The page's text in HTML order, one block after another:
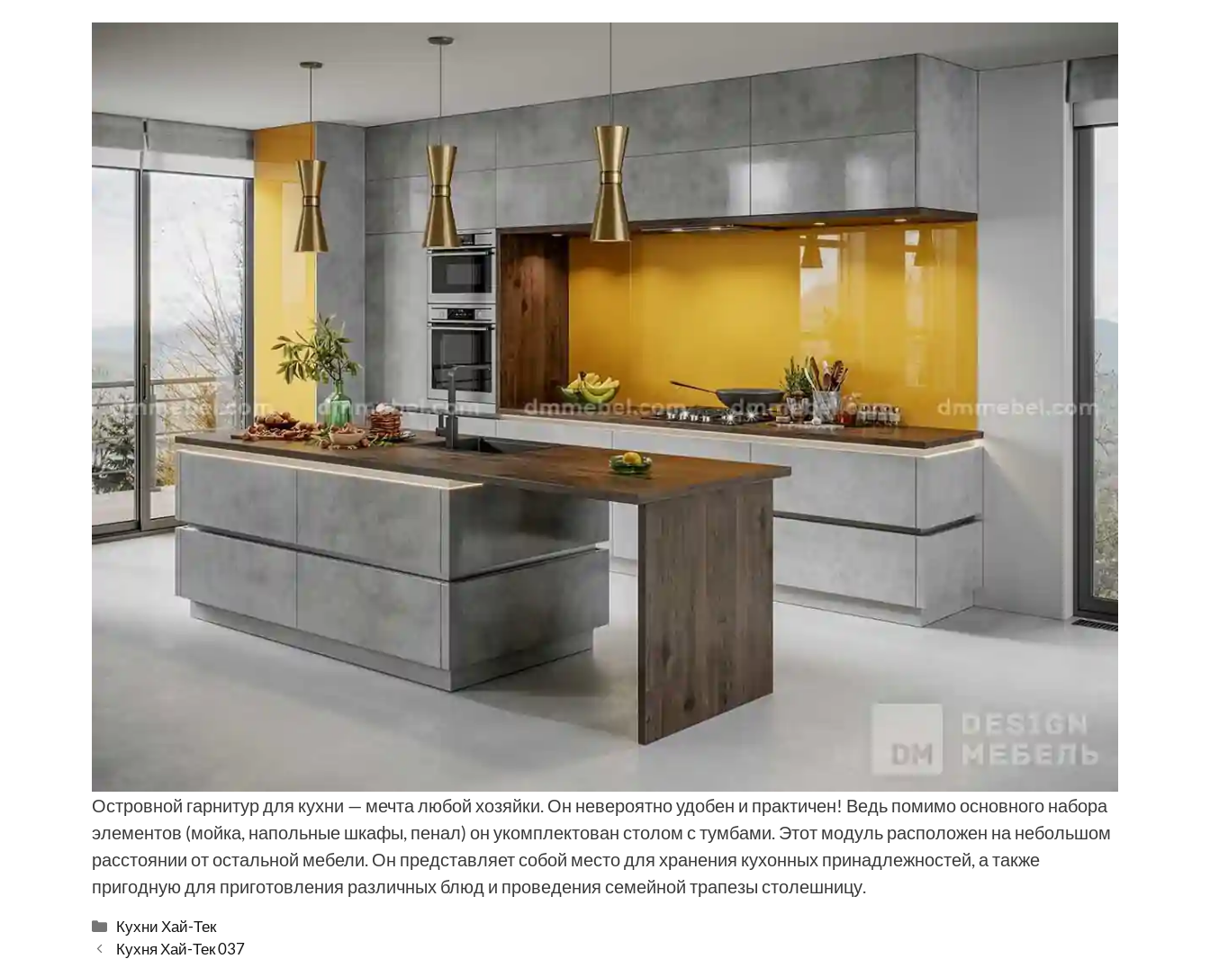
Островной гарнитур для кухни — мечта любой хозяйки. Он невероятно удобен и практичен! Ведь помимо основного набора
элементов (мойка, напольные шкафы, пенал) он укомплектован столом с тумбами. Этот модуль расположен на небольшом
расстоянии от остальной мебели. Он представляет собой место для хранения кухонных принадлежностей, а также
пригодную для приготовления различных блюд и проведения семейной трапезы столешницу.
Рубрики
Кухни Хай-Тек
Кухня Хай-Тек 037